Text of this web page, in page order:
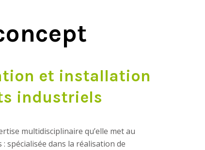
et installation
industriels
multidisciplinaire qu’elle met au
spécialisée dans la réalisation de